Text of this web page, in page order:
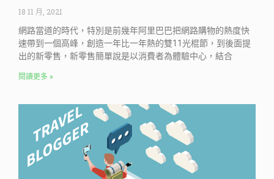
18 11 月, 2021
網路當道的時代，特別是前幾年阿里巴巴把網路購物的熱度快
速帶到一個高峰，創造一年比一年熱的雙11光棍節，到後面提
出的新零售，新零售簡單說是以消費者為體驗中心，結合
閱讀更多 »